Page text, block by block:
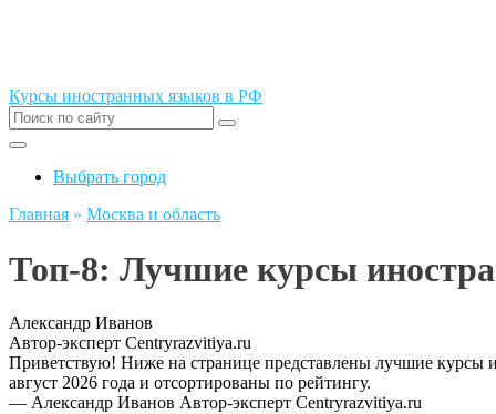
Курсы иностранных языков в РФ
Выбрать город
Главная » Москва и область
Топ-8: Лучшие курсы
Александр Иванов
Автор-эксперт Centryrazvitiya.ru
Приветствую! Ниже на странице представлены лучшие курсы
август 2026 года и отсортированы по рейтингу.
— Александр Иванов Автор-эксперт Centryrazvitiya.ru